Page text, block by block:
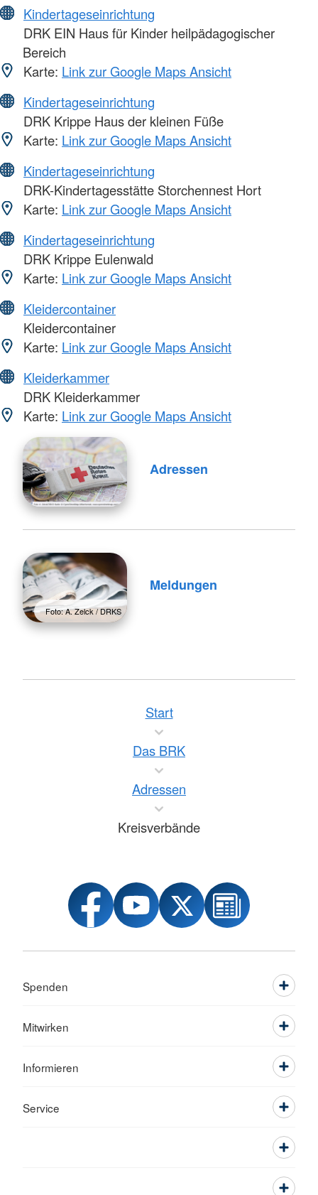
Kindertageseinrichtung
DRK EIN Haus für Kinder heilpädagogischer
Bereich
Karte: Link zur Google Maps Ansicht
Kindertageseinrichtung
DRK Krippe Haus der kleinen Füße
Karte: Link zur Google Maps Ansicht
Kindertageseinrichtung
DRK-Kindertagesstätte Storchennest Hort
Karte: Link zur Google Maps Ansicht
Kindertageseinrichtung
DRK Krippe Eulenwald
Karte: Link zur Google Maps Ansicht
Kleidercontainer
Kleidercontainer
Karte: Link zur Google Maps Ansicht
Kleiderkammer
DRK Kleiderkammer
Karte: Link zur Google Maps Ansicht
Adressen
Foto: A. Zelck / DRKS
Meldungen
Start
Das BRK
Adressen
Kreisverbände
Spenden
Mitwirken
Informieren
Service